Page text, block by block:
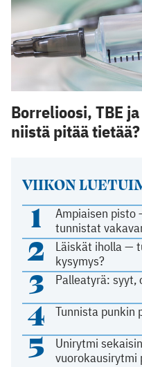
VIIKON
1
Ampiaisen pisto
tunnistat
2
Läiskät iholla —
kysymys?
3 Palleatyrä: syyt,
4 Tunnista punkin
5
Unirytmi
vuorokausirytmi
Borrelioosi, TBE
niistä pitää tietää?